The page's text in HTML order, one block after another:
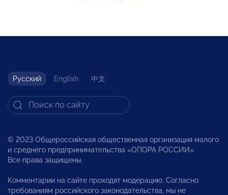
Русский English 中文
© 2023 Общероссийская общественная организация малого
и среднего предпринимательства «ОПОРА РОССИИ».
Все права защищены.
Комментарии на сайте проходят модерацию. Согласно
требованиям российского законодательства, мы не